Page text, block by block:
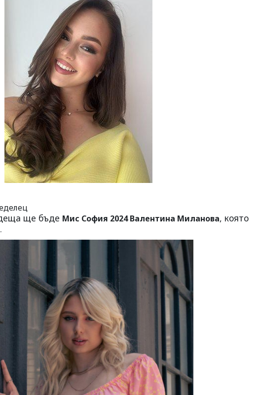
ще бъде Мис София 2024 Валентина Миланова, която